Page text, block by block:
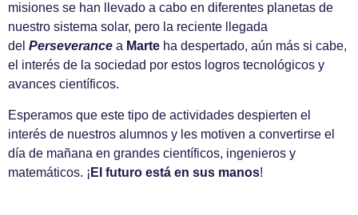
misiones se han llevado a cabo en diferentes planetas de
nuestro sistema solar, pero la reciente llegada
del Perseverance a Marte ha despertado, aún más si cabe,
el interés de la sociedad por estos logros tecnológicos y
avances científicos.
Esperamos que este tipo de actividades despierten el
interés de nuestros alumnos y les motiven a convertirse el
día de mañana en grandes científicos, ingenieros y
matemáticos. ¡ El futuro está en sus manos!